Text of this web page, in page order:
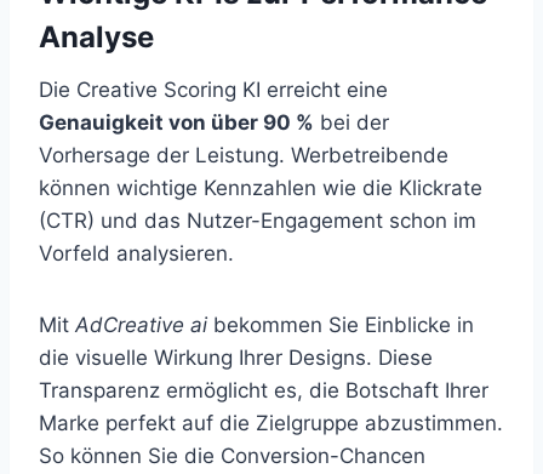
Analyse
Die Creative Scoring KI erreicht eine
Genauigkeit von über 90 % bei der
Vorhersage der Leistung. Werbetreibende
können wichtige Kennzahlen wie die Klickrate
(CTR) und das Nutzer-Engagement schon im
Vorfeld analysieren.
Mit AdCreative ai bekommen Sie Einblicke in
die visuelle Wirkung Ihrer Designs. Diese
Transparenz ermöglicht es, die Botschaft Ihrer
Marke perfekt auf die Zielgruppe abzustimmen.
So können Sie die Conversion-Chancen